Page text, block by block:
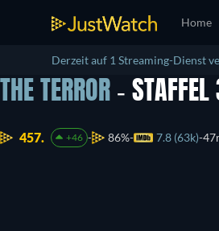
Home
Derzeit auf 1 Streaming-Dienst
THE TERROR - STAFFEL
457. +46 86% 7.8 (63k)